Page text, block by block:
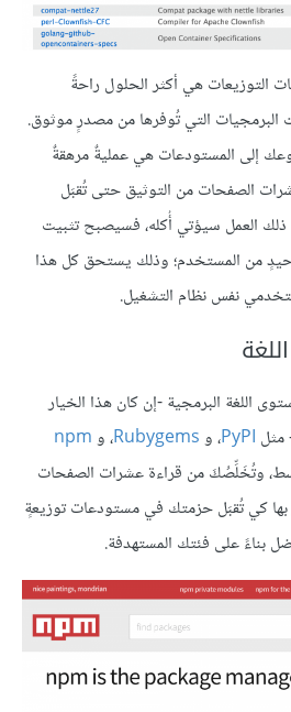
التوزيعات هي أكثر الحلول راحةً
البرمجيات التي تُوفرها من مصدرٍ موثوق.
إلى المستودعات هي عمليةٌ مرهقةٌ
الصفحات من التوثيق حتى تُقبَل
العمل سيؤتي أُكله، فسيصبح تثبيت
من المستخدم؛ وذلك يستحق كل هذا
نفس نظام التشغيل.
اللغة البرمجية -إن كان هذا الخيار
مثل PyPI، وRubygems، وnpm
وتُخَلِّصُكَ من قراءة عشرات الصفحات
بها كي تُقبَل حزمتك في مستودعات توزيعةٍ
بناءً على فئتك المستهدفة.